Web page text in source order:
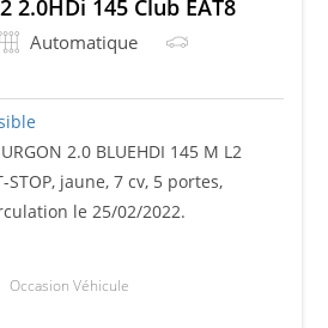
2.0HDi 145 Club EAT8
Automatique
2.0 BLUEHDI 145 M L2
STOP, jaune, 7 cv, 5 portes,
le 25/02/2022.
Occasion Véhicule